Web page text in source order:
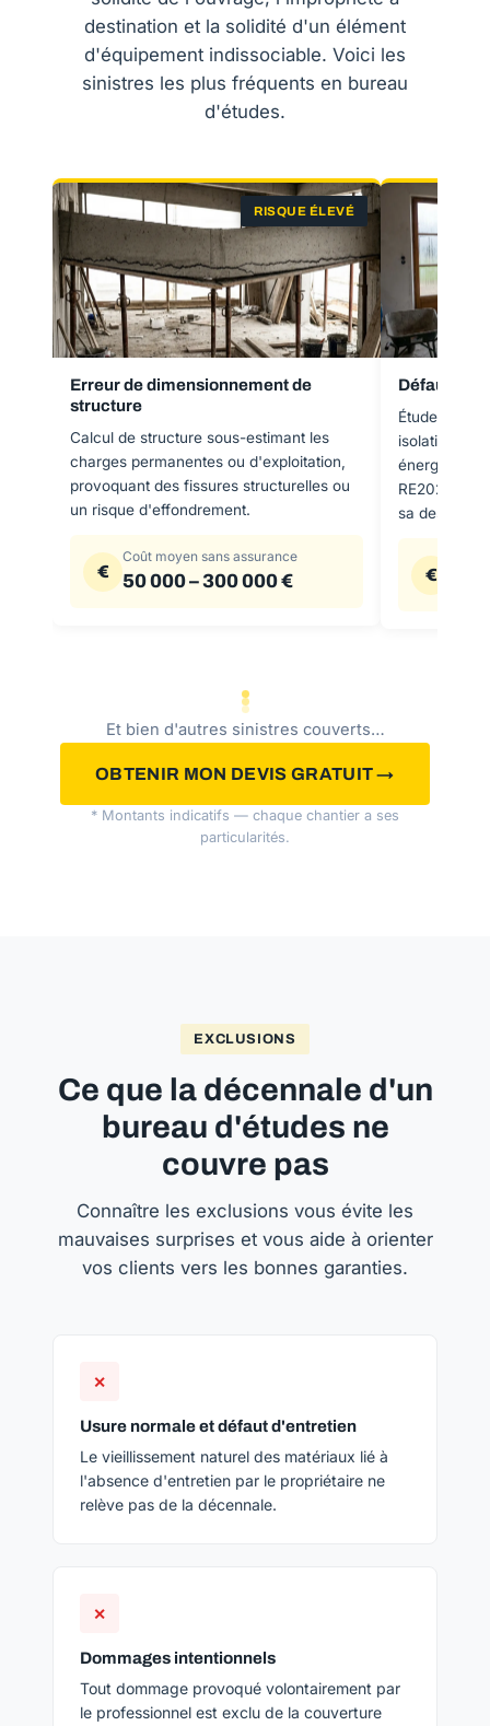
destination et la solidité d'un élément
d'équipement indissociable. Voici les
sinistres les plus fréquents en bureau
d'études.
RISQUE ÉLEVÉ
Erreur de dimensionnement de
structure
Calcul de structure sous-estimant les
charges permanentes ou d'exploitation,
provoquant des fissures structurelles ou
un risque d'effondrement.
€
Coût moyen sans assurance
50 000 – 300 000 €
Défaut
Étude
isolation
RE2020,
sa
€
Et bien d'autres sinistres couverts…
OBTENIR MON DEVIS GRATUIT →
* Montants indicatifs — chaque chantier a ses
particularités.
EXCLUSIONS
Ce que la décennale d'un
bureau d'études ne
couvre pas
Connaître les exclusions vous évite les
mauvaises surprises et vous aide à orienter
vos clients vers les bonnes garanties.
✕
Usure normale et défaut d'entretien
Le vieillissement naturel des matériaux lié à
l'absence d'entretien par le propriétaire ne
relève pas de la décennale.
✕
Dommages intentionnels
Tout dommage provoqué volontairement par
le professionnel est exclu de la couverture